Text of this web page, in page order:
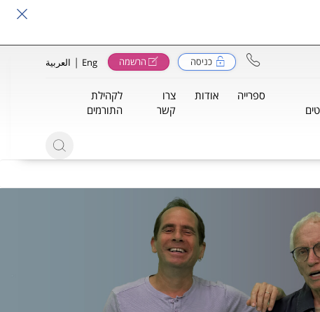
כניסה הרשמה Eng
| العربية
ספרייה אודות
צרו
קשר
לקהילת
התורמים